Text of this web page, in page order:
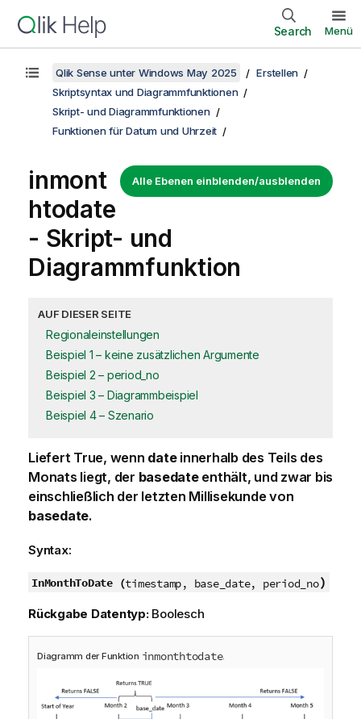
Search Menü
Qlik Sense unter Windows May 2025
Erstellen
Skriptsyntax und Diagrammfunktionen
Skript- und Diagrammfunktionen
Funktionen für Datum und Uhrzeit
Alle Ebenen einblenden/ausblenden
inmont
htodate
- Skript- und
Diagrammfunktion
AUF DIESER SEITE
Regionaleinstellungen
Beispiel 1 – keine zusätzlichen Argumente
Beispiel 2 – period_no
Beispiel 3 – Diagrammbeispiel
Beispiel 4 – Szenario
Liefert True, wenn dateinnerhalb des Teils des
Monats liegt, der basedateenthält, und zwar bis
einschließlich der letzten Millisekunde von
basedate.
Syntax:
InMonthToDate (timestamp, base_date, period_no)
Rückgabe Datentyp: Boolesch
Diagramm der Funktion inmonthtodate.